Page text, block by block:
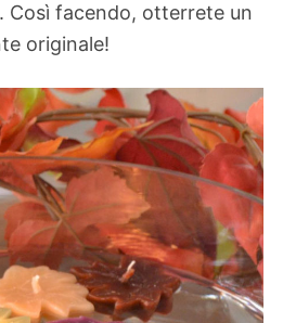
Così facendo, otterrete un
originale!